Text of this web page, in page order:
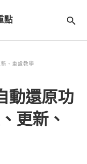
點
、重設教學
動還原功
更新、